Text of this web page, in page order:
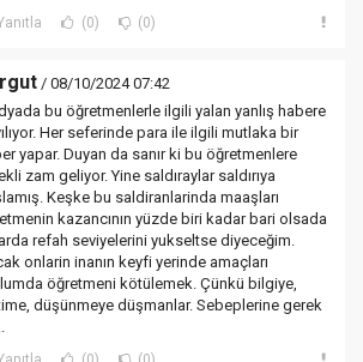
(0) (0)
/ 08/10/2024 07:42
bu öğretmenlerle ilgili yalan yanlış habere
Her seferinde para ile ilgili mutlaka bir
yapar. Duyan da sanır ki bu öğretmenlere
zam geliyor. Yine saldıraylar saldırıya
Keşke bu saldiranlarinda maaşları
kazancının yüzde biri kadar bari olsada
refah seviyelerini yukseltse diyeceğim.
onlarin inanın keyfi yerinde amaçları
öğretmeni kötülemek. Çünkü bilgiye,
düşünmeye düşmanlar. Sebeplerine gerek